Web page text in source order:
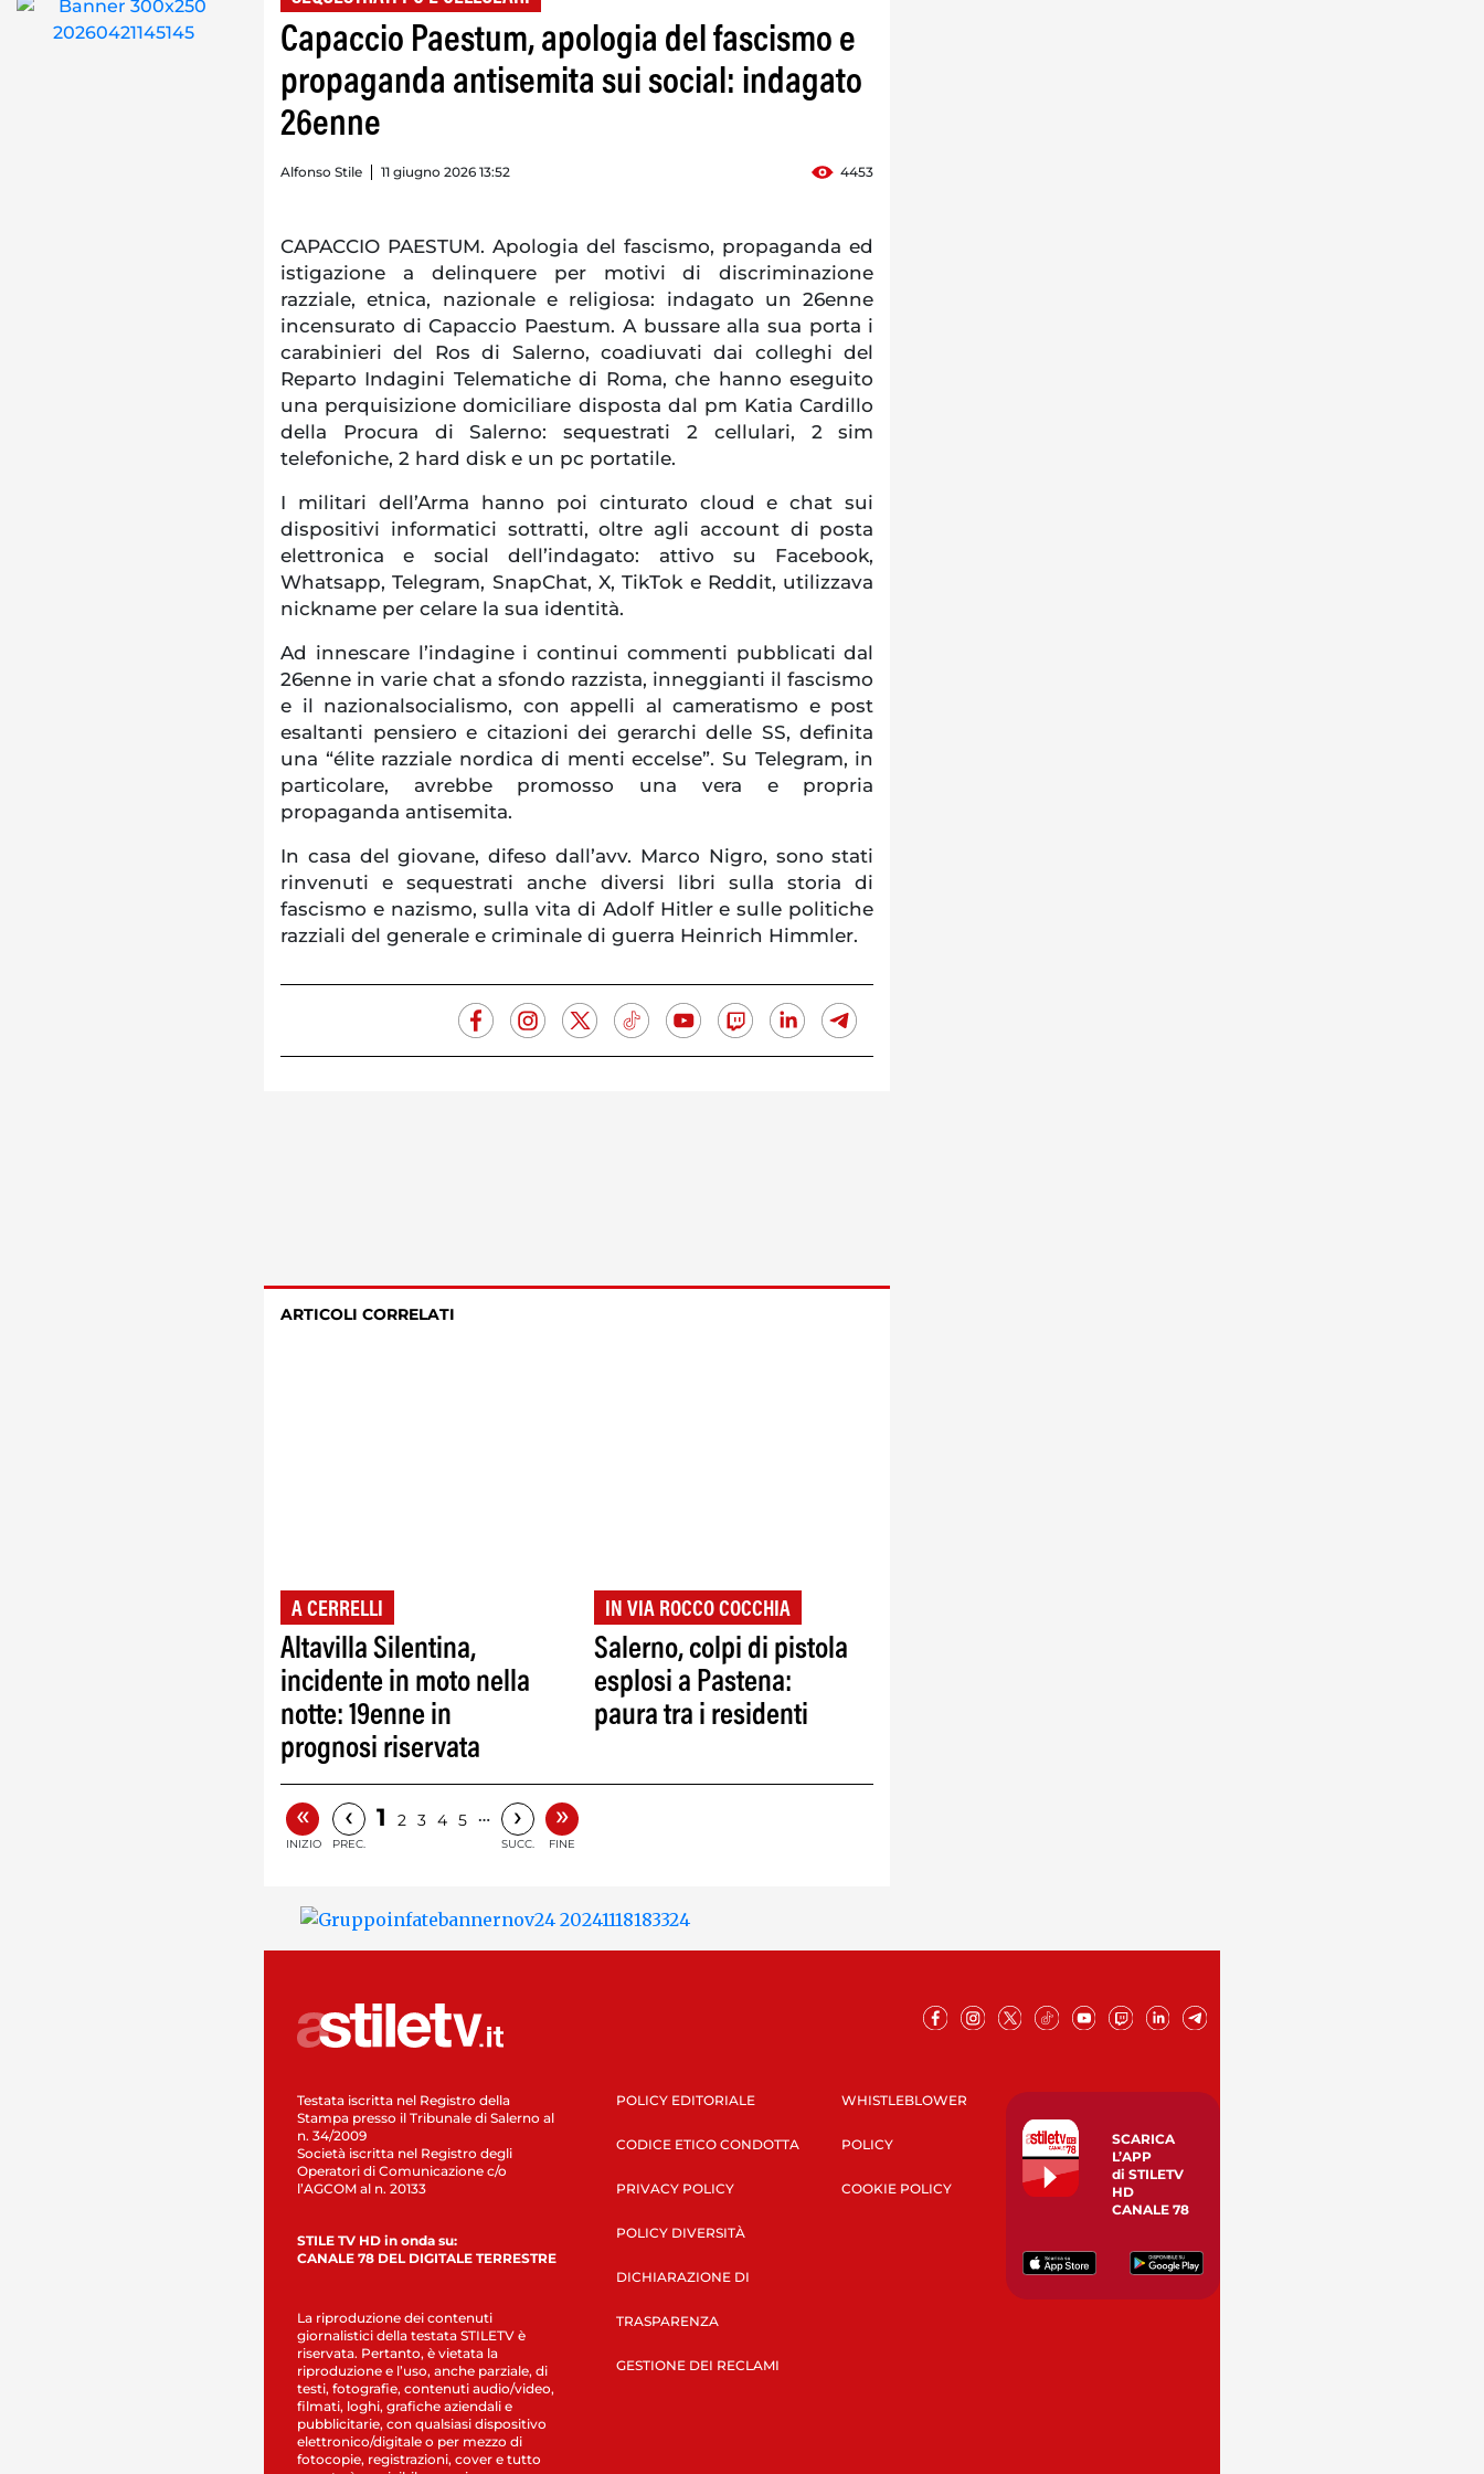
Capaccio Paestum, apologia del fascismo e
propaganda antisemita sui social: indagato
26enne
Alfonso Stile 11 giugno 2026 13:52 4453
CAPACCIO PAESTUM. Apologia del fascismo, propaganda ed
istigazione a delinquere per motivi di discriminazione
razziale, etnica, nazionale e religiosa: indagato un 26enne
incensurato di Capaccio Paestum. A bussare alla sua porta i
carabinieri del Ros di Salerno, coadiuvati dai colleghi del
Reparto Indagini Telematiche di Roma, che hanno eseguito
una perquisizione domiciliare disposta dal pm Katia Cardillo
della Procura di Salerno: sequestrati 2 cellulari, 2 sim
telefoniche, 2 hard disk e un pc portatile.
I militari dell’Arma hanno poi cinturato cloud e chat sui
dispositivi informatici sottratti, oltre agli account di posta
elettronica e social dell’indagato: attivo su Facebook,
Whatsapp, Telegram, SnapChat, X, TikTok e Reddit, utilizzava
nickname per celare la sua identità.
Ad innescare l’indagine i continui commenti pubblicati dal
26enne in varie chat a sfondo razzista, inneggianti il fascismo
e il nazionalsocialismo, con appelli al cameratismo e post
esaltanti pensiero e citazioni dei gerarchi delle SS, definita
una “élite razziale nordica di menti eccelse”. Su Telegram, in
particolare, avrebbe promosso una vera e propria
propaganda antisemita.
In casa del giovane, difeso dall’avv. Marco Nigro, sono stati
rinvenuti e sequestrati anche diversi libri sulla storia di
fascismo e nazismo, sulla vita di Adolf Hitler e sulle politiche
razziali del generale e criminale di guerra Heinrich Himmler.
ARTICOLI CORRELATI
A CERRELLI
Altavilla Silentina,
incidente in moto nella
notte: 19enne in
prognosi riservata
IN VIA ROCCO COCCHIA
Salerno, colpi di pistola
esplosi a Pastena:
paura tra i residenti
«
INIZIO
‹
PREC.
1 2 3 4 5 … ›
SUCC.
»
FINE
Testata iscritta nel Registro della
Stampa presso il Tribunale di Salerno al
n. 34/2009
Società iscritta nel Registro degli
Operatori di Comunicazione c/o
l’AGCOM al n. 20133
STILE TV HD in onda su:
CANALE 78 DEL DIGITALE TERRESTRE
La riproduzione dei contenuti
giornalistici della testata STILETV è
riservata. Pertanto, è vietata la
riproduzione e l’uso, anche parziale, di
testi, fotografie, contenuti audio/video,
filmati, loghi, grafiche aziendali e
pubblicitarie, con qualsiasi dispositivo
elettronico/digitale o per mezzo di
fotocopie, registrazioni, cover e tutto
POLICY EDITORIALE
CODICE ETICO CONDOTTA
PRIVACY POLICY
POLICY DIVERSITÀ
DICHIARAZIONE DI
TRASPARENZA
GESTIONE DEI RECLAMI
WHISTLEBLOWER
POLICY
COOKIE POLICY
SCARICA
L’APP
di STILETV
HD
CANALE 78